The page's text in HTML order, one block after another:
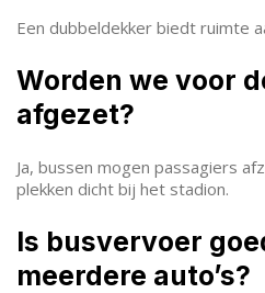
Een dubbeldekker biedt ruimte
Worden we voor
afgezet?
Ja, bussen mogen passagiers
plekken dicht bij het stadion.
Is busvervoer
meerdere auto’s?